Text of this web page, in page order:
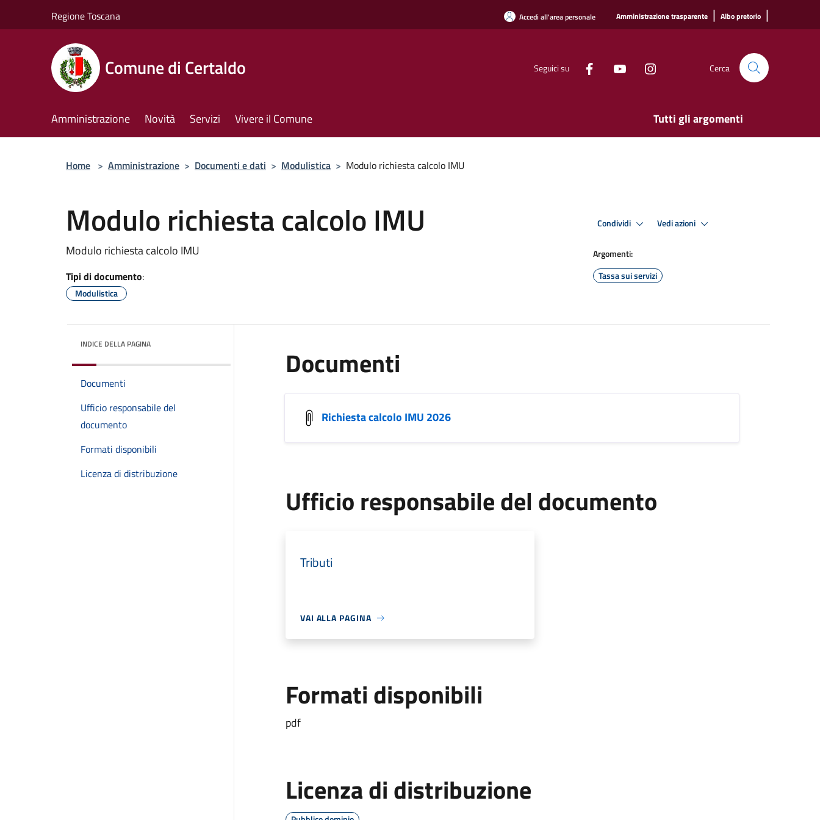
Regione Toscana Accedi all'area personale Amministrazione trasparente | Albo pretorio |
Comune di Certaldo Seguici su Cerca
Amministrazione Novità Servizi Vivere il Comune Tutti gli argomenti
Home > Amministrazione > Documenti e dati > Modulistica > Modulo richiesta calcolo IMU
Modulo richiesta calcolo IMU
Modulo richiesta calcolo IMU
Tipi di documento:
Modulistica
Condividi Vedi azioni
Argomenti:
Tassa sui servizi
INDICE DELLA PAGINA
Documenti
Ufficio responsabile del
documento
Formati disponibili
Licenza di distribuzione
Documenti
Richiesta calcolo IMU 2026
Ufficio responsabile del documento
Tributi
VAI ALLA PAGINA
Formati disponibili
pdf
Licenza di distribuzione